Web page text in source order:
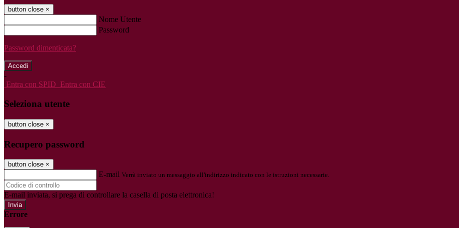
button close ×
Nome Utente
Password
Password dimenticata?
-
Entra con SPID Entra con CIE
Seleziona utente
button close ×
Recupero password
button close ×
E-mail Verrà inviato un messaggio all'indirizzo indicato con le istruzioni necessarie.
E-mail inviata, si prega di controllare la casella di posta elettronica!
Errore